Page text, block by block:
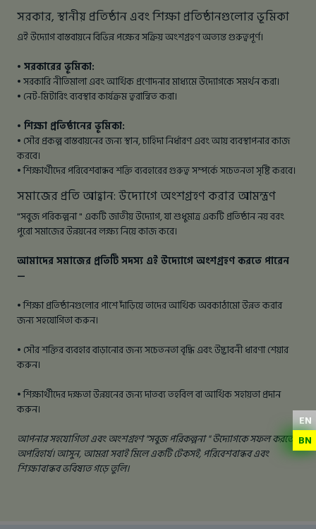
EN
BN
সরকার, স্থানীয় প্রতিষ্ঠান এবং শিক্ষা প্রতিষ্ঠানগুলোর ভূমিকা
এই উদ্যোগ বাস্তবায়নে বিভিন্ন পক্ষের সক্রিয় অংশগ্রহণ অত্যন্ত গুরুত্বপূর্ণ।
• সরকারের ভূমিকা:
• সরকারি নীতিমালা এবং আর্থিক প্রণোদনার মাধ্যমে উদ্যোগকে সমর্থন করা।
• নেট-মিটারিং ব্যবস্থার কার্যক্রম ত্বরান্বিত করা।
• শিক্ষা প্রতিষ্ঠানের ভূমিকা:
• সৌর প্রকল্প বাস্তবায়নের জন্য স্থান, চাহিদা নির্ধারণ এবং আয় ব্যবস্থাপনার কাজ
করবে।
• শিক্ষার্থীদের পরিবেশবান্ধব শক্তি ব্যবহারের গুরুত্ব সম্পর্কে সচেতনতা সৃষ্টি করবে।
সমাজের প্রতি আহ্বান: উদ্যোগে অংশগ্রহণ করার আমন্ত্রণ
"সবুজ পরিকল্পনা " একটি জাতীয় উদ্যোগ, যা শুধুমাত্র একটি প্রতিষ্ঠান নয় বরং
পুরো সমাজের উন্নয়নের লক্ষ্য নিয়ে কাজ করে।
আমাদের সমাজের প্রতিটি সদস্য এই উদ্যোগে অংশগ্রহণ করতে পারেন
—
• শিক্ষা প্রতিষ্ঠানগুলোর পাশে দাঁড়িয়ে তাদের আর্থিক অবকাঠামো উন্নত করার
জন্য সহযোগিতা করুন।
• সৌর শক্তির ব্যবহার বাড়ানোর জন্য সচেতনতা বৃদ্ধি এবং উদ্ভাবনী ধারণা শেয়ার
করুন।
• শিক্ষার্থীদের দক্ষতা উন্নয়নের জন্য দাতব্য তহবিল বা আর্থিক সহায়তা প্রদান
করুন।
আপনার সহযোগিতা এবং অংশগ্রহণ "সবুজ পরিকল্পনা " উদ্যোগকে সফল করতে
অপরিহার্য। আসুন, আমরা সবাই মিলে একটি টেকসই, পরিবেশবান্ধব এবং
শিক্ষাবান্ধব ভবিষ্যত গড়ে তুলি।